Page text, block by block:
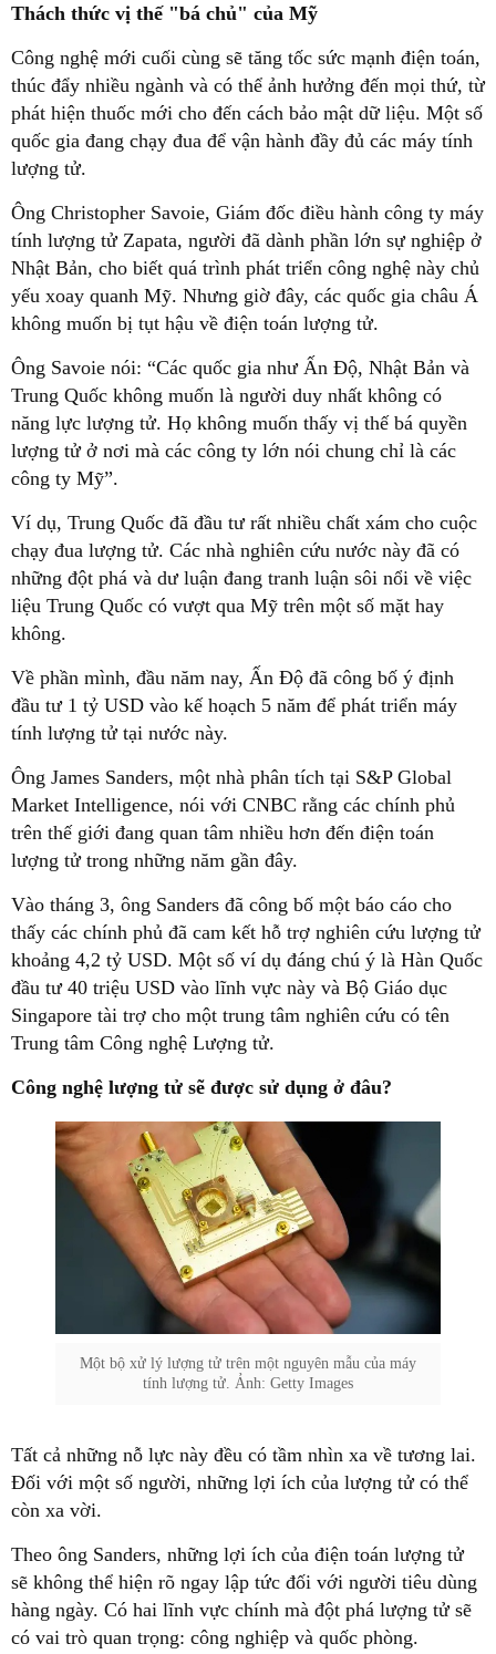
Thách thức vị thế "bá chủ" của Mỹ
Công nghệ mới cuối cùng sẽ tăng tốc sức mạnh điện toán,
thúc đẩy nhiều ngành và có thể ảnh hưởng đến mọi thứ, từ
phát hiện thuốc mới cho đến cách bảo mật dữ liệu. Một số
quốc gia đang chạy đua để vận hành đầy đủ các máy tính
lượng tử.
Ông Christopher Savoie, Giám đốc điều hành công ty máy
tính lượng tử Zapata, người đã dành phần lớn sự nghiệp ở
Nhật Bản, cho biết quá trình phát triển công nghệ này chủ
yếu xoay quanh Mỹ. Nhưng giờ đây, các quốc gia châu Á
không muốn bị tụt hậu về điện toán lượng tử.
Ông Savoie nói: “Các quốc gia như Ấn Độ, Nhật Bản và
Trung Quốc không muốn là người duy nhất không có
năng lực lượng tử. Họ không muốn thấy vị thế bá quyền
lượng tử ở nơi mà các công ty lớn nói chung chỉ là các
công ty Mỹ”.
Ví dụ, Trung Quốc đã đầu tư rất nhiều chất xám cho cuộc
chạy đua lượng tử. Các nhà nghiên cứu nước này đã có
những đột phá và dư luận đang tranh luận sôi nổi về việc
liệu Trung Quốc có vượt qua Mỹ trên một số mặt hay
không.
Về phần mình, đầu năm nay, Ấn Độ đã công bố ý định
đầu tư 1 tỷ USD vào kế hoạch 5 năm để phát triển máy
tính lượng tử tại nước này.
Ông James Sanders, một nhà phân tích tại S&P Global
Market Intelligence, nói với CNBC rằng các chính phủ
trên thế giới đang quan tâm nhiều hơn đến điện toán
lượng tử trong những năm gần đây.
Vào tháng 3, ông Sanders đã công bố một báo cáo cho
thấy các chính phủ đã cam kết hỗ trợ nghiên cứu lượng tử
khoảng 4,2 tỷ USD. Một số ví dụ đáng chú ý là Hàn Quốc
đầu tư 40 triệu USD vào lĩnh vực này và Bộ Giáo dục
Singapore tài trợ cho một trung tâm nghiên cứu có tên
Trung tâm Công nghệ Lượng tử.
Công nghệ lượng tử sẽ được sử dụng ở đâu?
Một bộ xử lý lượng tử trên một nguyên mẫu của máy
tính lượng tử. Ảnh: Getty Images
Tất cả những nỗ lực này đều có tầm nhìn xa về tương lai.
Đối với một số người, những lợi ích của lượng tử có thể
còn xa vời.
Theo ông Sanders, những lợi ích của điện toán lượng tử
sẽ không thể hiện rõ ngay lập tức đối với người tiêu dùng
hàng ngày. Có hai lĩnh vực chính mà đột phá lượng tử sẽ
có vai trò quan trọng: công nghiệp và quốc phòng.